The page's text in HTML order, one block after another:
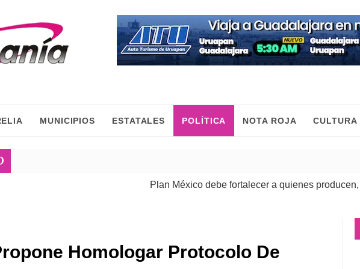
MUNICIPIOS ESTATALES POLÍTICA NOTA ROJA CULTURA
Plan México debe fortalecer a quienes producen,
Homologar Protocolo De